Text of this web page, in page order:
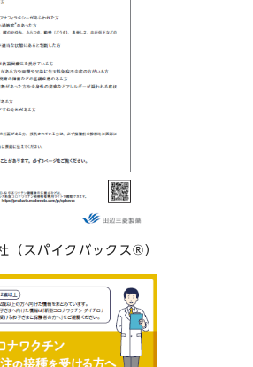
（スパイクバックス®）